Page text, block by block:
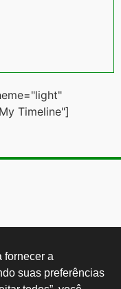
Timeline"]
fornecer a
suas preferências